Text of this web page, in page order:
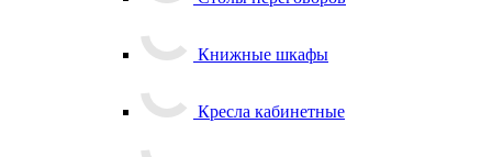
Книжные шкафы
Кресла кабинетные